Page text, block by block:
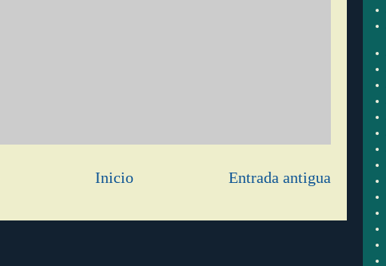
Entrada antigua
Inicio